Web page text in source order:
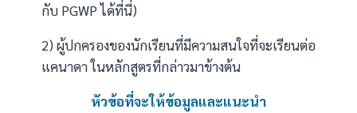
กับ PGWP ได้ที่นี่)
2) ผู้ปกครองของนักเรียนที่มีความสนใจที่จะเรียนต่อ
แคนาดา ในหลักสูตรที่กล่าวมาข้างต้น
หัวข้อที่จะให้ข้อมูลและแนะนำ